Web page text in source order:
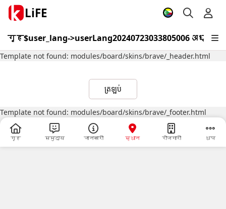
LiFE
गृह$user_lang->userLang20240723033805006
Template not found: modules/board/skins/brave/_header.html
ត្រឡប់
Template not found: modules/board/skins/brave/_footer.html
गृह समुदाय जानकारी स्थान रोजगारी थप